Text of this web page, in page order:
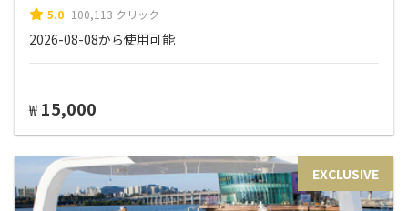
5.0 100,113 クリック
2026-08-08から使用可能
₩ 15,000
EXCLUSIVE